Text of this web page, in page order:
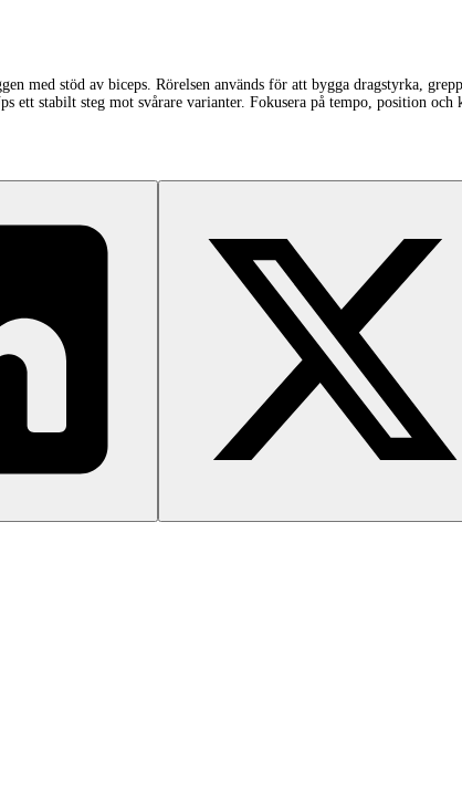
med stöd av biceps. Rörelsen används för att bygga dragstyrka,
ett stabilt steg mot svårare varianter. Fokusera på tempo, position